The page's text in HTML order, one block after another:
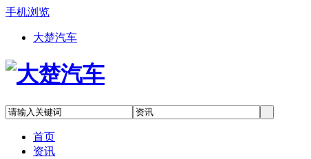
手机浏览
大楚汽车
首页
资讯